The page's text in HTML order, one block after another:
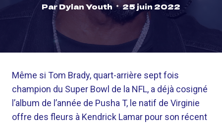
ParDylan Youth 25 juin 2022
Même si Tom Brady, quart-arrière sept fois
champion du Super Bowl de la NFL, a déjà cosigné
l’album de l’année de Pusha T, le natif de Virginie
offre des fleurs à Kendrick Lamar pour son récent